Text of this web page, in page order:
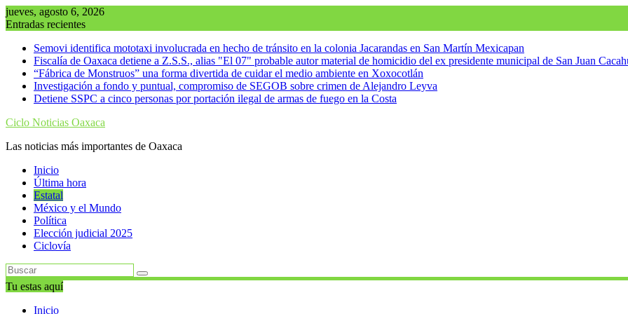
Saltar
al
jueves, agosto 6, 2026
Entradas recientes
Semovi identifica mototaxi involucrada en hecho de tránsito en la colonia Jacarandas en San Martín Mexicapan
Fiscalía de Oaxaca detiene a Z.S.S., alias "El 07" probable autor material de homicidio del ex presidente municipal de San Juan
“Fábrica de Monstruos” una forma divertida de cuidar el medio ambiente en Xoxocotlán
Investigación a fondo y puntual, compromiso de SEGOB sobre crimen de Alejandro Leyva
Detiene SSPC a cinco personas por portación ilegal de armas de fuego en la Costa
Ciclo Noticias Oaxaca
Las noticias más importantes de Oaxaca
Inicio
Última hora
Estatal
México y el Mundo
Política
Elección judicial 2025
Ciclovía
Tu estas aquí
Inicio